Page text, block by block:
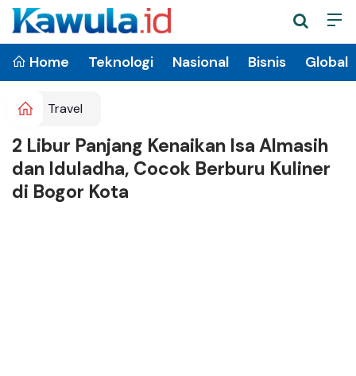
Home Teknologi Nasional Bisnis Global
Travel
2 Libur Panjang Kenaikan Isa Almasih
dan Iduladha, Cocok Berburu Kuliner
di Bogor Kota